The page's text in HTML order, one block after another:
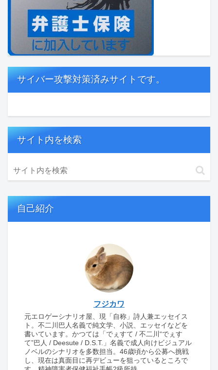
サイバー攻撃対策済みサイトです。
サイト内を検索
自己紹介
フジカワ
元エロゲーシナリオ屋、現「自称」詩人兼エッセイス
ト。不二川巴人名義で純文学、小説、エッセイなどを
書いています。かつては「でぇすて / 不二川“でぇす
て”巴人 / Deesute / D.S.T.」名義で成人向けビジュアル
ノベルのシナリオを多数担当。46歳頃から公募へ挑戦
し、現在は真面目に再デビューを狙っているところで